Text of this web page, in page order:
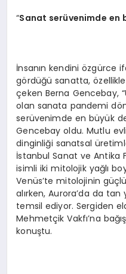
“Sanat serüvenimde en
İnsanın kendini özgürce
gördüğü sanatta,
çeken Berna Gencebay,
olan sanata pandemi
serüvenimde en büyük
Gencebay oldu. Mutlu
dinginliği sanatsal
İstanbul Sanat ve Antika
isimli iki mitolojik yağlı
Venüs’te mitolojinin
alırken, Aurora’da da tan
temsil ediyor. Sergiden
Mehmetçik Vakfı’na
konuştu.